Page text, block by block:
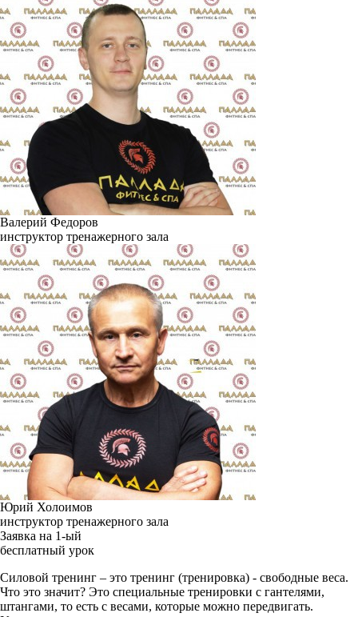
Валерий Федоров
инструктор тренажерного зала
Юрий Холоимов
инструктор тренажерного зала
Заявка на 1-ый
бесплатный урок
Силовой тренинг – это тренинг (тренировка) - свободные веса.
Что это значит? Это специальные тренировки с гантелями,
штангами, то есть с весами, которые можно передвигать.